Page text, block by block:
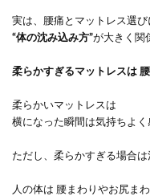
実は、腰痛とマットレス選び
“体の沈み込み方”が大きく関
柔らかすぎるマットレスは
柔らかいマットレスは
横になった瞬間は気持ちよく
ただし、柔らかすぎる場合は
人の体は 腰まわりやお尻ま